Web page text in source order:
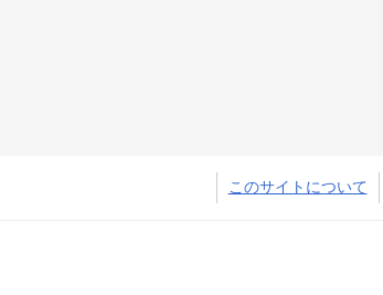
このサイトについて